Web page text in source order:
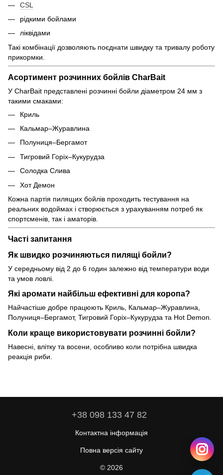
CSL
рідкими бойлами
ліквідами
Такі комбінації дозволяють поєднати швидку та тривалу роботу
прикормки.
Асортимент розчинних бойлів CharBait
У CharBait представлені розчинні бойли діаметром 24 мм з
такими смаками:
Криль
Кальмар–Журавлина
Полуниця–Бергамот
Тигровий Горіх–Кукурудза
Солодка Слива
Хот Демон
Кожна партія пилящих бойлів проходить тестування на
реальних водоймах і створюється з урахуванням потреб як
спортсменів, так і аматорів.
Часті запитання
Як швидко розчиняються пилящі бойли?
У середньому від 2 до 6 годин залежно від температури води
та умов ловлі.
Які аромати найбільш ефективні для коропа?
Найчастіше добре працюють Криль, Кальмар–Журавлина,
Полуниця–Бергамот, Тигровий Горіх–Кукурудза та Hot Demon.
Коли краще використовувати розчинні бойли?
Навесні, влітку та восени, особливо коли потрібна швидка
реакція риби.
+38 098 133 47 82
Контактна інформація
Повна версія сайту
© 2026